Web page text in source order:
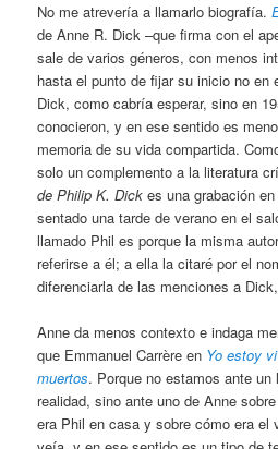
No me atrevería a llamarlo biografía.
de Anne R. Dick –que firma con el
sale de varios géneros, con menos
hasta el punto de fijar su inicio no en
Dick, como cabría esperar, sino en
conocieron, y en ese sentido es
memoria de su vida compartida.
solo un complemento a la literatura
de Philip K. Dick es una grabación
sentado una tarde de verano en el
llamado Phil es porque la misma
referirse a él; a ella la citaré por el
diferenciarla de las menciones a
Anne da menos contexto e indaga
que Emmanuel Carrère en Yo estoy
muertos. Porque no estamos ante
realidad, sino ante uno de Anne
era Phil en casa y sobre cómo era el